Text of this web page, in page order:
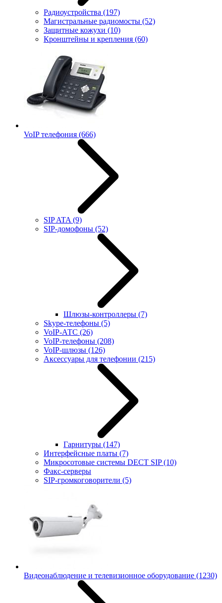
Радиоустройства (197)
Магистральные радиомосты (52)
Защитные кожухи (10)
Кронштейны и крепления (60)
VoIP телефония (666)
SIP ATA (9)
SIP-домофоны (52)
Шлюзы-контроллеры (7)
Skype-телефоны (5)
VoIP-АТС (26)
VoIP-телефоны (208)
VoIP-шлюзы (126)
Аксессуары для телефонии (215)
Гарнитуры (147)
Интерфейсные платы (7)
Микросотовые системы DECT SIP(10)
Факс-серверы
SIP-громкоговорители (5)
Видеонаблюдение и телевизионное оборудование (1230)